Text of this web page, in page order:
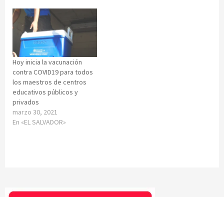
Hoy inicia la vacunación
contra COVID19 para todos
los maestros de centros
educativos públicos y
privados
marzo 30, 2021
En «EL SALVADOR»